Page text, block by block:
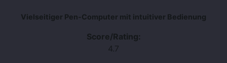
Vielseitiger Pen-Computer mit intuitiver Bedienung
Score/Rating:
4.7